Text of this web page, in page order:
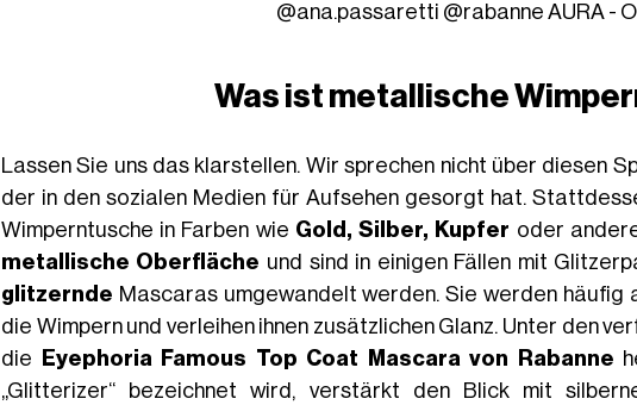
@ana.passaretti @rabanneAURA -
Was ist metallische
Lassen Sie uns das klarstellen. Wir sprechen nicht über diesen
der in den sozialen Medien für Aufsehen gesorgt hat.
Wimperntusche in Farben wie Gold, Silber, Kupfer oder
metallische Oberfläche und sind in einigen Fällen mit
glitzernde Mascaras umgewandelt werden. Sie werden
die Wimpern und verleihen ihnen zusätzlichen Glanz. Unter den
die
Eyephoria Famous Top Coat Mascara von Rabanne
„Glitterizer“ bezeichnet wird, verstärkt den Blick mit